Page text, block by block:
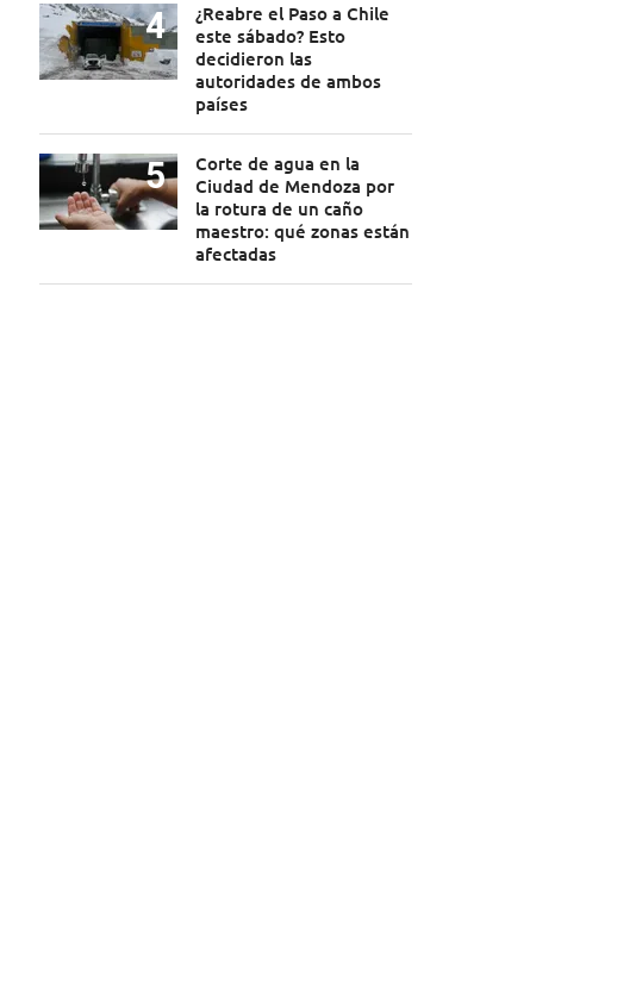
¿Reabre el Paso a Chile
este sábado? Esto
decidieron las
autoridades de ambos
países
Corte de agua en la
Ciudad de Mendoza por
la rotura de un caño
maestro: qué zonas están
afectadas